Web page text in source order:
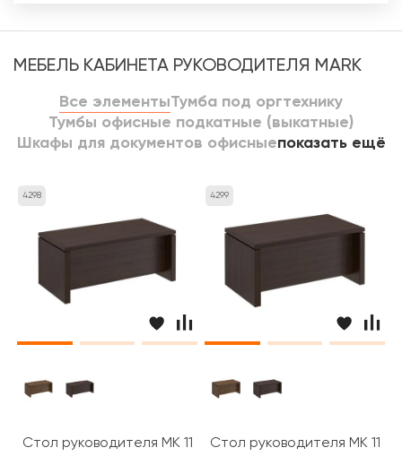
МЕБЕЛЬ КАБИНЕТА РУКОВОДИТЕЛЯ MARK
Все элементыТумба под оргтехнику
Тумбы офисные подкатные (выкатные)
Шкафы для документов офисныепоказать ещё
4298
Стол руководителя МК 111 ДА Mark
4299
Стол руководителя МК 110